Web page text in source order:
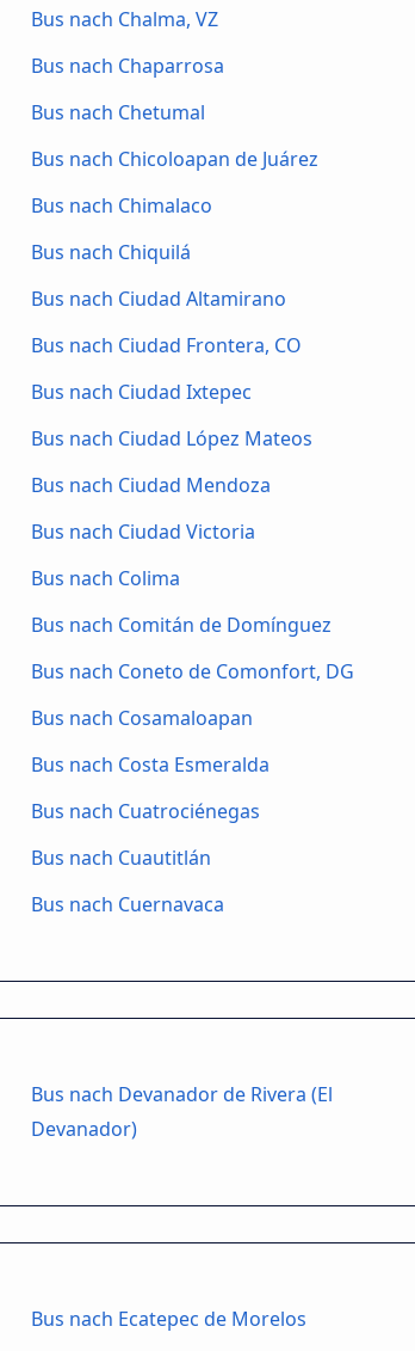
Bus nach Chalma, VZ
Bus nach Chaparrosa
Bus nach Chetumal
Bus nach Chicoloapan de Juárez
Bus nach Chimalaco
Bus nach Chiquilá
Bus nach Ciudad Altamirano
Bus nach Ciudad Frontera, CO
Bus nach Ciudad Ixtepec
Bus nach Ciudad López Mateos
Bus nach Ciudad Mendoza
Bus nach Ciudad Victoria
Bus nach Colima
Bus nach Comitán de Domínguez
Bus nach Coneto de Comonfort, DG
Bus nach Cosamaloapan
Bus nach Costa Esmeralda
Bus nach Cuatrociénegas
Bus nach Cuautitlán
Bus nach Cuernavaca
Bus nach Devanador de Rivera (El
Devanador)
Bus nach Ecatepec de Morelos